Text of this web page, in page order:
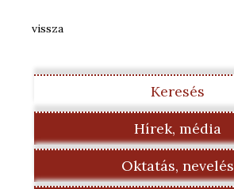
vissza
Keresés
Hírek, média
Oktatás, nevelés